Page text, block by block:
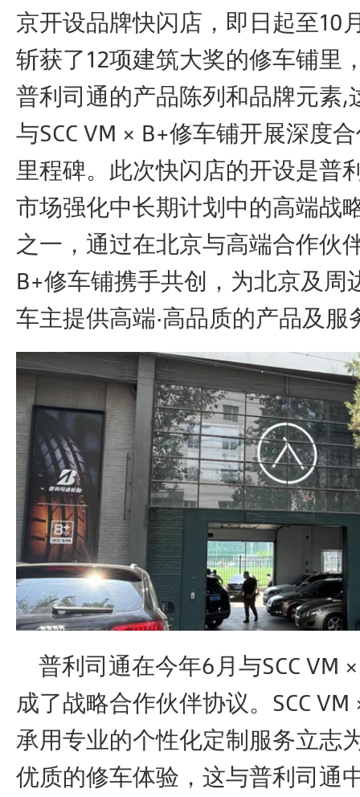
京开设品牌快闪店，即日起至10
斩获了12项建筑大奖的修车铺里
普利司通的产品陈列和品牌元素,
与SCC VM × B+修车铺开展深度
里程碑。此次快闪店的开设是普
市场强化中长期计划中的高端战
之一，通过在北京与高端合作伙
B+修车铺携手共创，为北京及周
车主提供高端·高品质的产品及服
普利司通在今年6月与SCC VM
成了战略合作伙伴协议。SCC
承用专业的个性化定制服务立志
优质的修车体验，这与普利司通